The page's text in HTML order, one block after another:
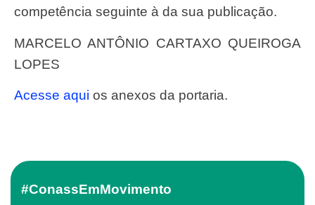
competência seguinte à da sua publicação.
MARCELO ANTÔNIO CARTAXO QUEIROGA
LOPES
Acesse aqui os anexos da portaria.
#ConassEmMovimento